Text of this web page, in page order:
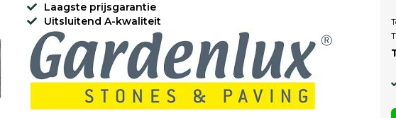
Laagste prijsgarantie
Uitsluitend A-kwaliteit